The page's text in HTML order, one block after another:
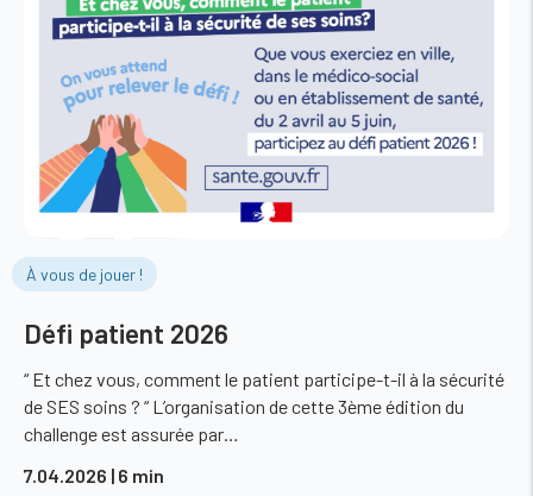
À vous de jouer !
Défi patient 2026
“ Et chez vous, comment le patient participe-t-il à la sécurité
de SES soins ? “ L’organisation de cette 3ème édition du
challenge est assurée par…
7.04.2026 | 6 min